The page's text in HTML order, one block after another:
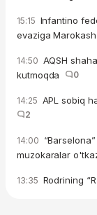
15:15 Infantino
evaziga
14:50 AQSH
kutmoqda
0
14:25 APL sobiq
2
14:00
muzokaralar
13:35 Rodrining